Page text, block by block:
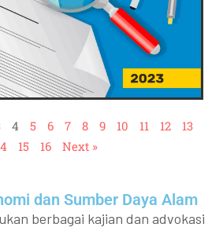
4 5 6 7 8 9 10 11 12
13
15 16 Next »
dan Sumber Daya Alam
berbagai kajian dan advokasi